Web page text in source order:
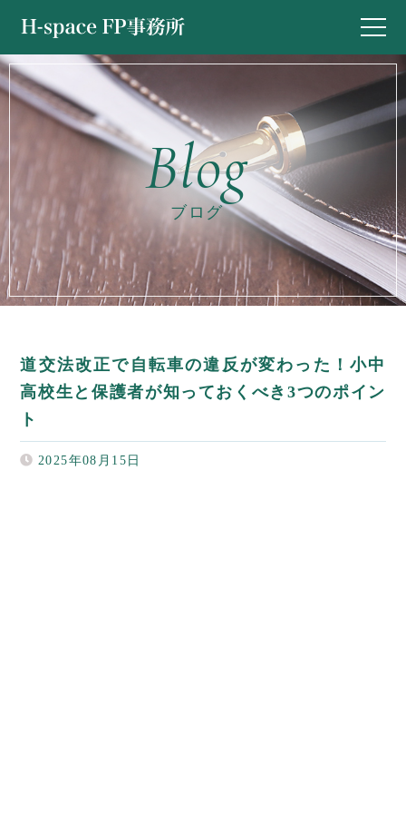
ブログ
道交法改正で自転車の違反が変わった！小中
高校生と保護者が知っておくべき3つのポイン
ト
2025年08月15日